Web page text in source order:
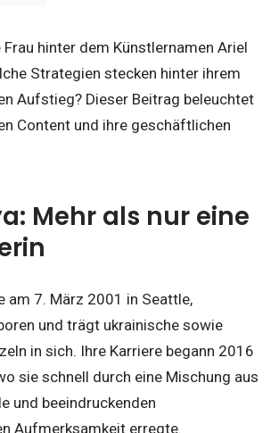
hinter dem Künstlernamen Ariel
Strategien stecken hinter ihrem
Aufstieg? Dieser Beitrag beleuchtet
Content und ihre geschäftlichen
Mehr als nur eine
am 7. März 2001 in Seattle,
und trägt ukrainische sowie
in sich. Ihre Karriere begann 2016
sie schnell durch eine Mischung aus
und beeindruckenden
Aufmerksamkeit erregte.